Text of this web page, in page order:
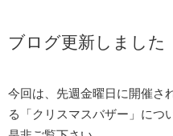
ブログ更新しました
今回は、先週金曜日に開催さ
る「クリスマスバザー」につ